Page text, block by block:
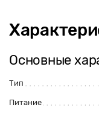
Основные
Тип
Питание